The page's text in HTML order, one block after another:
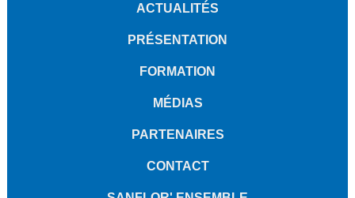
ACTUALITÉS
PRÉSENTATION
FORMATION
MÉDIAS
PARTENAIRES
CONTACT